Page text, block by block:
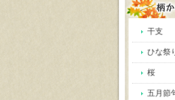
干支
ひな祭
桜
五月節